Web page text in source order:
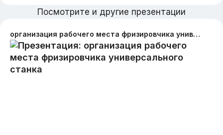
Посмотрите и другие презентации
организация рабочего места фризировчика универсального станка